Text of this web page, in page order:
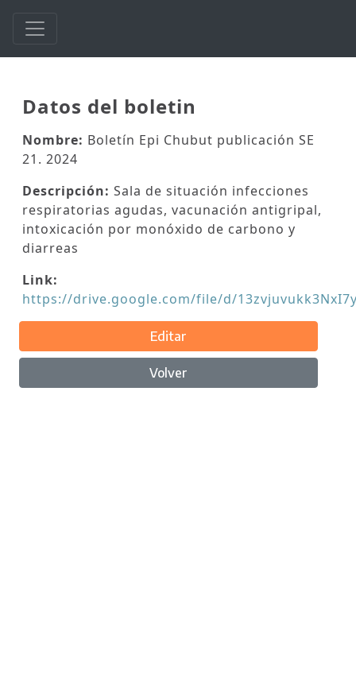
Datos del boletin
Nombre: Boletín Epi Chubut publicación SE
21. 2024
Descripción: Sala de situación infecciones
respiratorias agudas, vacunación antigripal,
intoxicación por monóxido de carbono y
diarreas
Link:
https://drive.google.com/file/d/
Editar
Volver